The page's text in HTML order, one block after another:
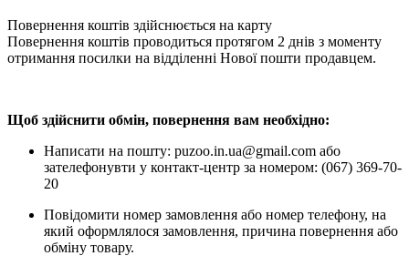
Повернення коштів здійснюється на карту
Повернення коштів проводиться протягом 2 днів з моменту
отримання посилки на відділенні Нової пошти продавцем.
Щоб здійснити обмін, повернення вам необхідно:
Написати на пошту: puzoo.in.ua@gmail.com або
зателефонувти у контакт-центр за номером: (067) 369-70-
20
Повідомити номер замовлення або номер телефону, на
який оформлялося замовлення, причина повернення або
обміну товару.